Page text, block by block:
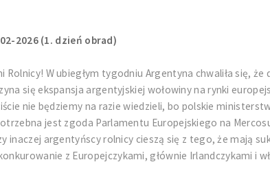
2026 (1. dzień obrad)
Rolnicy! W ubiegłym tygodniu Argentyna chwaliła
się ekspansja argentyjskiej wołowiny na rynki
nie będziemy na razie wiedzieli, bo polskie
jest zgoda Parlamentu Europejskiego na
inaczej argentyńscy rolnicy cieszą się z tego, że mają
z Europejczykami, głównie Irlandczykami i